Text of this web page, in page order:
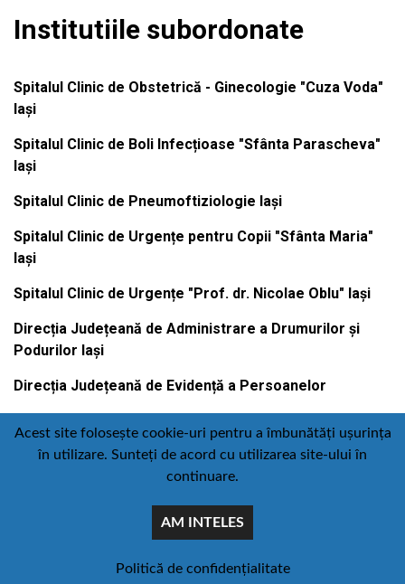
Institutiile subordonate
Spitalul Clinic de Obstetrică - Ginecologie "Cuza Voda"
Iași
Spitalul Clinic de Boli Infecțioase "Sfânta Parascheva"
Iași
Spitalul Clinic de Pneumoftiziologie Iași
Spitalul Clinic de Urgențe pentru Copii "Sfânta Maria"
Iași
Spitalul Clinic de Urgențe "Prof. dr. Nicolae Oblu" Iași
Direcția Județeană de Administrare a Drumurilor și
Podurilor Iași
Direcția Județeană de Evidență a Persoanelor
Contact Politică de confidențialitate
:
comunicare@icc.ro
concept :piatadesiteuri.ro
Acest site folosește cookie-uri pentru a îmbunătăți ușurința
în utilizare. Sunteți de acord cu utilizarea site-ului în
continuare.
AM INTELES
Politică de confidențialitate